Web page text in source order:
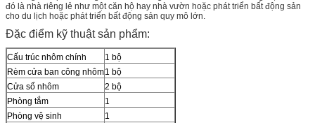
đó là nhà riêng lẻ như một căn hộ hay nhà vườn hoặc phát triển bất động sản
cho du lịch hoặc phát triển bất động sản quy mô lớn.
Đặc điểm kỹ thuật sản phẩm:
Cấu trúc nhôm chính
1 bộ
Rèm cửa ban công nhôm1 bộ
Cửa sổ nhôm
2 bộ
Phòng tắm
1
Phòng vệ sinh
1